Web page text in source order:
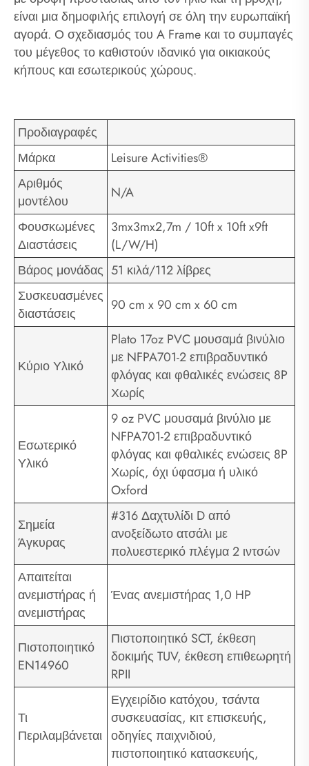
είναι μια δημοφιλής επιλογή σε όλη την ευρωπαϊκή
αγορά. Ο σχεδιασμός του A Frame και το συμπαγές
του μέγεθος το καθιστούν ιδανικό για οικιακούς
κήπους και εσωτερικούς χώρους.
Προδιαγραφές
Μάρκα
Leisure Activities®
Αριθμός
μοντέλου
N/A
Φουσκωμένες
Διαστάσεις
3mx3mx2,7m / 10ft x 10ft x9ft
(L/W/H)
Βάρος μονάδας 51 κιλά/112 λίβρες
Συσκευασμένες
διαστάσεις
90 cm x 90 cm x 60 cm
Κύριο Υλικό
Plato 17oz PVC μουσαμά βινύλιο
με NFPA701-2 επιβραδυντικό
φλόγας και φθαλικές ενώσεις 8P
Χωρίς
Εσωτερικό
Υλικό
9 oz PVC μουσαμά βινύλιο με
NFPA701-2 επιβραδυντικό
φλόγας και φθαλικές ενώσεις 8P
Χωρίς, όχι ύφασμα ή υλικό
Oxford
Σημεία
Άγκυρας
#316 Δαχτυλίδι D από
ανοξείδωτο ατσάλι με
πολυεστερικό πλέγμα 2 ιντσών
Απαιτείται
ανεμιστήρας ή
ανεμιστήρας
Ένας ανεμιστήρας 1,0 HP
Πιστοποιητικό
EN14960
Πιστοποιητικό SCT, έκθεση
δοκιμής TUV, έκθεση επιθεωρητή
RPII
Τι
Περιλαμβάνεται
Εγχειρίδιο κατόχου, τσάντα
συσκευασίας, κιτ επισκευής,
οδηγίες παιχνιδιού,
πιστοποιητικό κατασκευής,